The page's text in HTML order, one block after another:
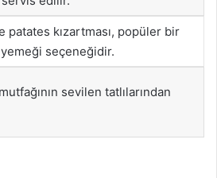
patates kızartması, popüler bir
seçeneğidir.
sevilen tatlılarından